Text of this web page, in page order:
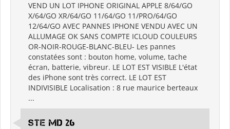
VEND UN LOT IPHONE ORIGINAL APPLE 8/64/GO
X/64/GO XR/64/GO 11/64/GO 11/PRO/64/GO
12/64/GO AVEC PANNES IPHONE VENDU AVEC UN
ALLUMAGE OK SANS COMPTE ICLOUD COULEURS
OR-NOIR-ROUGE-BLANC-BLEU- Les pannes
constatées sont : bouton home, volume, tache
écran, batterie, vibreur. LE LOT EST VISIBLE L'état
des iPhone sont très correct. LE LOT EST
INDIVISIBLE Localisation : 8 rue maurice berteaux
...
Ste md 26